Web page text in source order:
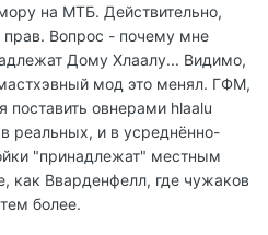
на МТБ. Действительно,
прав. Вопрос - почему мне
Дому Хлаалу... Видимо,
мод это менял. ГФМ,
овнерами hlaalu
реальных, и в усреднённо-
"принадлежат" местным
как Вварденфелл, где чужаков
более.